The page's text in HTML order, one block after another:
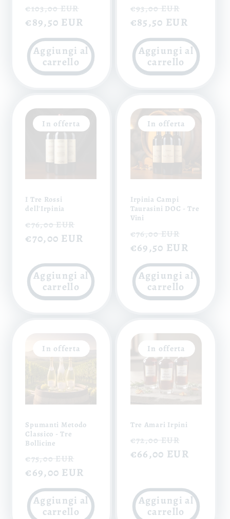
Prezzo
di
listino
€103,00 EUR
€89,50 EUR
Aggiungi al
carrello
Prezzo
di
listino
€93,00 EUR
scontato
€85,50 EUR
Aggiungi al
carrello
In offerta
I Tre Rossi
dell'Irpinia
Prezzo
di
€76,00 EUR
scontato
€70,00 EUR
Aggiungi al
carrello
In offerta
Irpinia Campi
Taurasini DOC - Tre
Vini
Prezzo
di
listino
€76,00 EUR
scontato
€69,50 EUR
Aggiungi al
carrello
In offerta
Spumanti Metodo
Classico - Tre
Bollicine
Prezzo
di
listino
€75,00 EUR
scontato
€69,00 EUR
Aggiungi al
carrello
In offerta
Tre Amari Irpini
Prezzo
di
€72,00 EUR
scontato
€66,00 EUR
Aggiungi al
carrello